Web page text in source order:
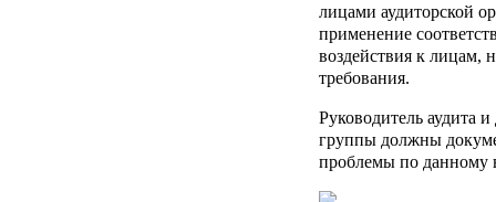
лицами аудиторской
применение
воздействия к лицам,
требования.
Руководитель аудита
группы должны
проблемы по данному